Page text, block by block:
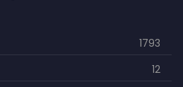
1793
12